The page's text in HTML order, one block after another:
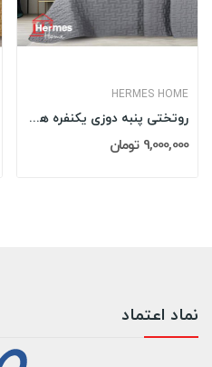
HERMES HOME
روتختی پنبه دوزی یکنفره هرمس HERMES مدل: 003...
9,000,000 تومان
نماد اعتماد